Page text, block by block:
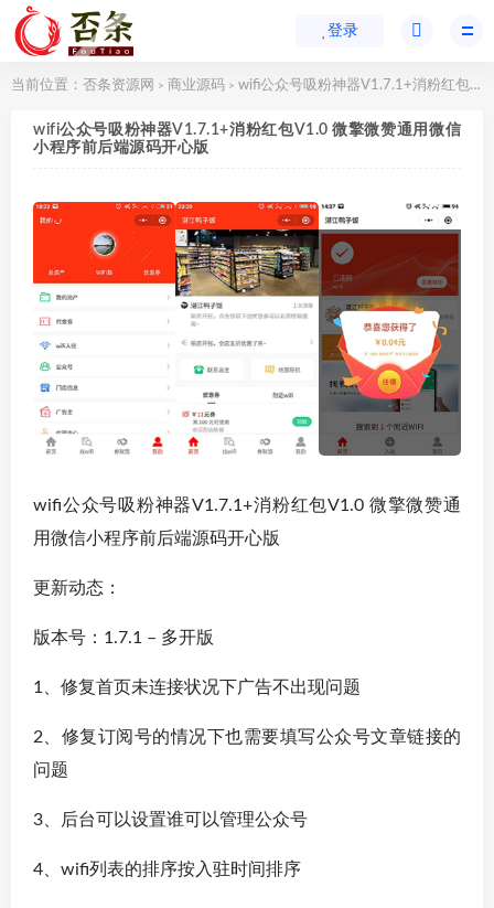
登录
当前位置： 否条资源网 > 商业源码 > wifi公众号吸粉神器V1.7.1+消粉红包V1.0 微擎微赞通用微信小程序前后端源码开心版
wifi公众号吸粉神器V1.7.1+消粉红包V1.0 微擎微赞通用微信
小程序前后端源码开心版
wifi公众号吸粉神器V1.7.1+消粉红包V1.0 微擎微赞通
用微信小程序前后端源码开心版
更新动态：
版本号：1.7.1 – 多开版
1、修复首页未连接状况下广告不出现问题
2、修复订阅号的情况下也需要填写公众号文章链接的
问题
3、后台可以设置谁可以管理公众号
4、wifi列表的排序按入驻时间排序